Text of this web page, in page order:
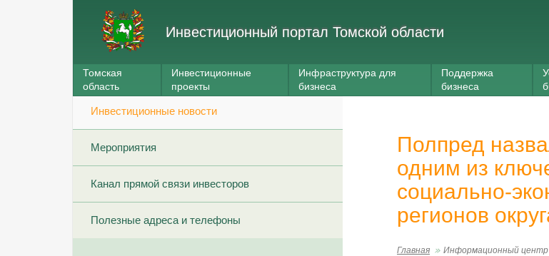
Инвестиционный портал Томской области
Томская
область
Инвестиционные
проекты
Инфраструктура для
бизнеса
Поддержка
бизнеса
Инвестиционные новости
Мероприятия
Канал прямой связи инвесторов
Полезные адреса и телефоны
Полпред
одним из
социально-
регионов
Главная Информационный центр